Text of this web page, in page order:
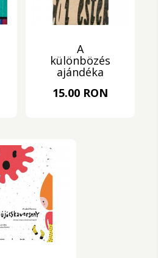
A
különbözés
ajándéka
15.00 RON